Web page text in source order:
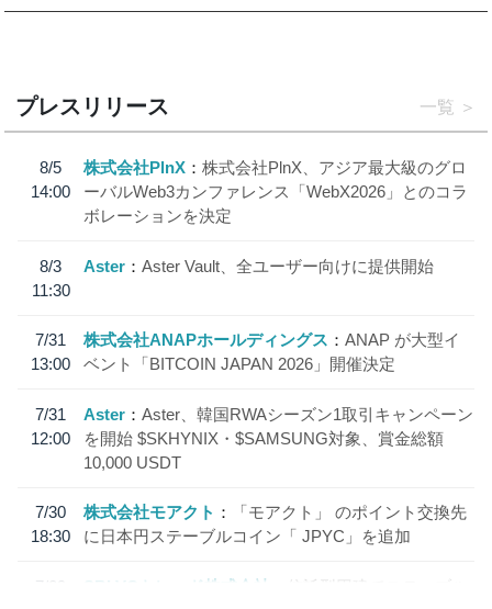
プレスリリース 一覧
8/5
14:00
株式会社PlnX
株式会社PlnX、アジア最大級のグロ
ーバルWeb3カンファレンス「WebX2026」とのコラ
ボレーションを決定
8/3
11:30
Aster Aster Vault、全ユーザー向けに提供開始
7/31
13:00
株式会社ANAPホールディングス
ANAP が大型イ
ベント「BITCOIN JAPAN 2026」開催決定
7/31
12:00
Aster
Aster、韓国RWAシーズン1取引キャンペーン
を開始 $SKHYNIX・$SAMSUNG対象、賞金総額
10,000 USDT
7/30
18:30
株式会社モアクト
「モアクト」 のポイント交換先
に日本円ステーブルコイン「 JPYC」を追加
7/29
SBI VCトレード株式会社
信託型円建てステーブル